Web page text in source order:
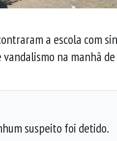
a escola com
na manhã
suspeito foi detido.